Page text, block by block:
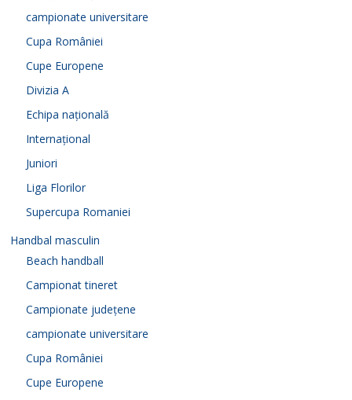
campionate universitare
Cupa României
Cupe Europene
Divizia A
Echipa națională
Internațional
Juniori
Liga Florilor
Supercupa Romaniei
Handbal masculin
Beach handball
Campionat tineret
Campionate județene
campionate universitare
Cupa României
Cupe Europene